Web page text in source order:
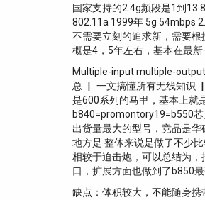
国家支持的2.4g频段是1到13
802.11a 1999年 5g 54mbps
不需要立刻的追求新，需要
概是4，5年左右，基本在最
Multiple-input multiple-
总 ▏ 一文搞懂所有无线知识
是600系列的马甲，基本上就
b840=promontory19=b550
出货量最大的型号，竞品是
地方是 整体来说是做了不少
相较于迫击炮，可以总结为
口，扩展方面也做到了b850
缺点：体积较大，不能随身